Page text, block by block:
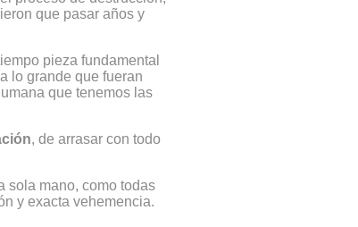
que pasar años y
pieza fundamental
lo grande que fueran
que tenemos las
, de arrasar con todo
sola mano, como todas
y exacta vehemencia.